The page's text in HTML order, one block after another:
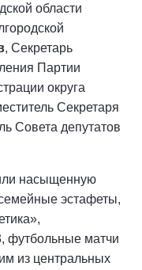
области
, Секретарь
Партии
округа
Секретаря
Совета депутатов
насыщенную
эстафеты,
футбольные матчи
из центральных